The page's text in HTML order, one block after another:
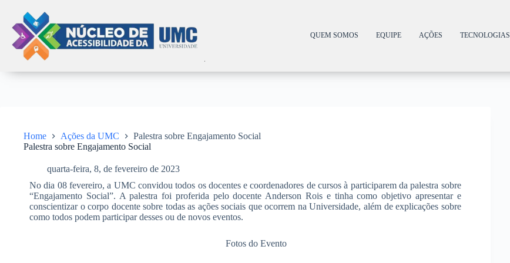
QUEM SOMOS EQUIPE AÇÕES TECNOLOGIAS
Home Ações da UMC
Palestra sobre Engajamento Social
Palestra sobre Engajamento Social
quarta-feira, 8, de fevereiro de 2023
No dia 08 fevereiro, a UMC convidou todos os docentes e coordenadores de cursos à participarem da palestra sobre
“Engajamento Social”. A palestra foi proferida pelo docente Anderson Rois e tinha como objetivo apresentar e
conscientizar o corpo docente sobre todas as ações sociais que ocorrem na Universidade, além de explicações sobre
como todos podem participar desses ou de novos eventos.
Fotos do Evento